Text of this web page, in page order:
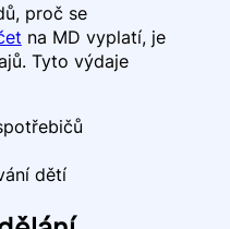
proč se
na MD vyplatí, je
Tyto výdaje
dětí